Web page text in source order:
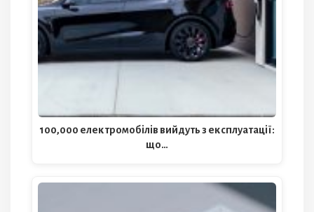
100,000 електромобілів вийдуть з експлуатації:
що…